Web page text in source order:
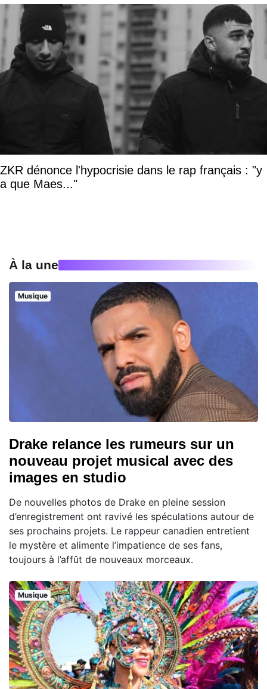
ZKR dénonce l'hypocrisie dans le rap français : "y
a que Maes..."
À la une
Musique
Drake relance les rumeurs sur un
nouveau projet musical avec des
images en studio
De nouvelles photos de Drake en pleine session
d’enregistrement ont ravivé les spéculations autour de
ses prochains projets. Le rappeur canadien entretient
le mystère et alimente l’impatience de ses fans,
toujours à l’affût de nouveaux morceaux.
Musique